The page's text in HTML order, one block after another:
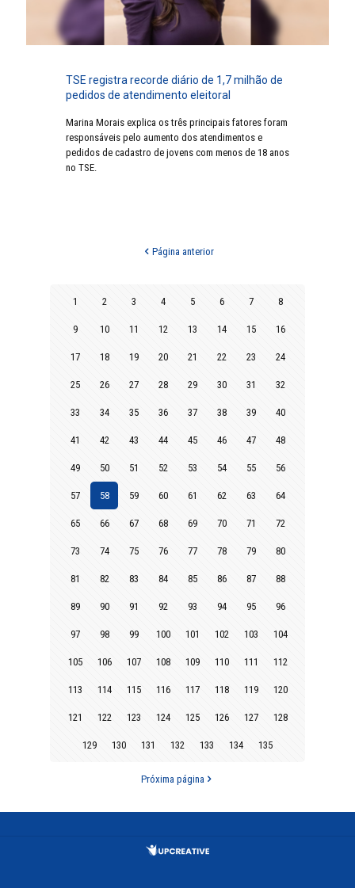
TSE registra recorde diário de 1,7 milhão de
pedidos de atendimento eleitoral
Marina Morais explica os três principais fatores foram
responsáveis pelo aumento dos atendimentos e
pedidos de cadastro de jovens com menos de 18 anos
no TSE.
Página anterior
1 2 3 4 5 6 7 8
9 10 11 12 13 14 15 16
17 18 19 20 21 22 23 24
25 26 27 28 29 30 31 32
33 34 35 36 37 38 39 40
41 42 43 44 45 46 47 48
49 50 51 52 53 54 55 56
57 58 59 60 61 62 63 64
65 66 67 68 69 70 71 72
73 74 75 76 77 78 79 80
81 82 83 84 85 86 87 88
89 90 91 92 93 94 95 96
97 98 99 100 101 102 103 104
105 106 107 108 109 110 111 112
113 114 115 116 117 118 119 120
121 122 123 124 125 126 127 128
129 130 131 132 133 134 135
Próxima página